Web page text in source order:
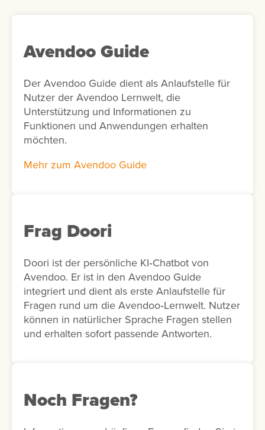
Avendoo Guide
Der Avendoo Guide dient als Anlaufstelle für
Nutzer der Avendoo Lernwelt, die
Unterstützung und Informationen zu
Funktionen und Anwendungen erhalten
möchten.
Mehr zum Avendoo Guide
Frag Doori
Doori ist der persönliche KI‑Chatbot von
Avendoo. Er ist in den Avendoo Guide
integriert und dient als erste Anlaufstelle für
Fragen rund um die Avendoo‑Lernwelt. Nutzer
können in natürlicher Sprache Fragen stellen
und erhalten sofort passende Antworten.
Noch Fragen?